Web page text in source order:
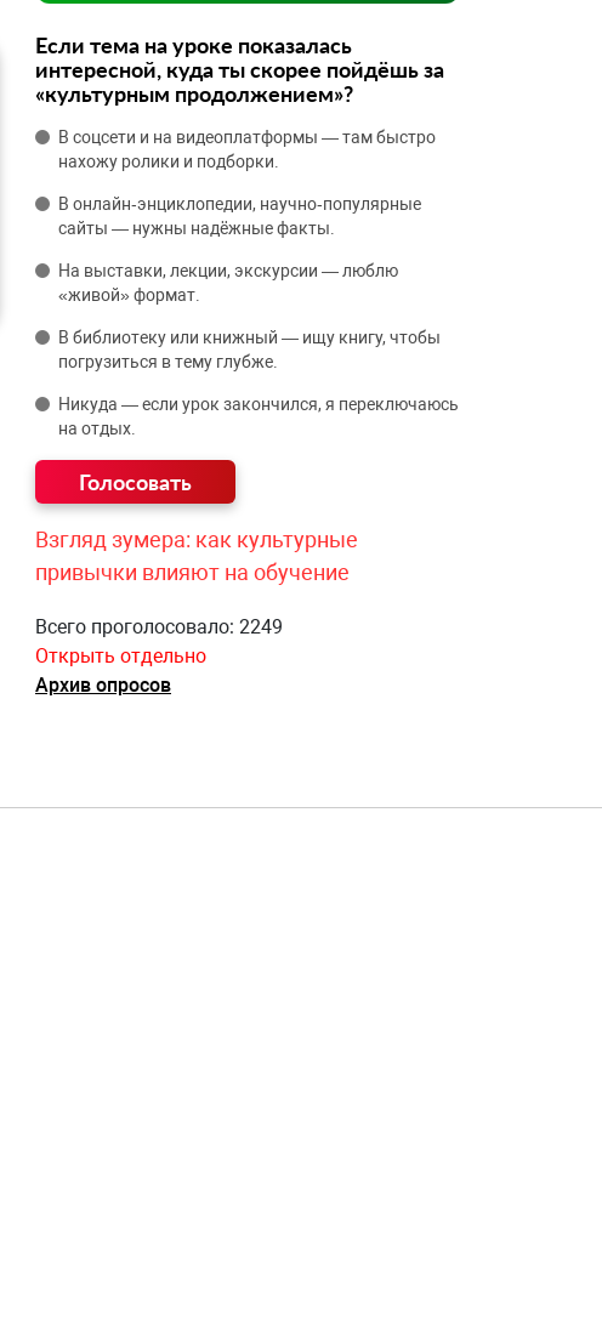
Если тема на уроке показалась
интересной, куда ты скорее пойдёшь за
«культурным продолжением»?
В соцсети и на видеоплатформы — там быстро
нахожу ролики и подборки.
В онлайн‑энциклопедии, научно‑популярные
сайты — нужны надёжные факты.
На выставки, лекции, экскурсии — люблю
«живой» формат.
В библиотеку или книжный — ищу книгу, чтобы
погрузиться в тему глубже.
Никуда — если урок закончился, я переключаюсь
на отдых.
Взгляд зумера: как культурные
привычки влияют на обучение
Всего проголосовало: 2249
Открыть отдельно
Архив опросов